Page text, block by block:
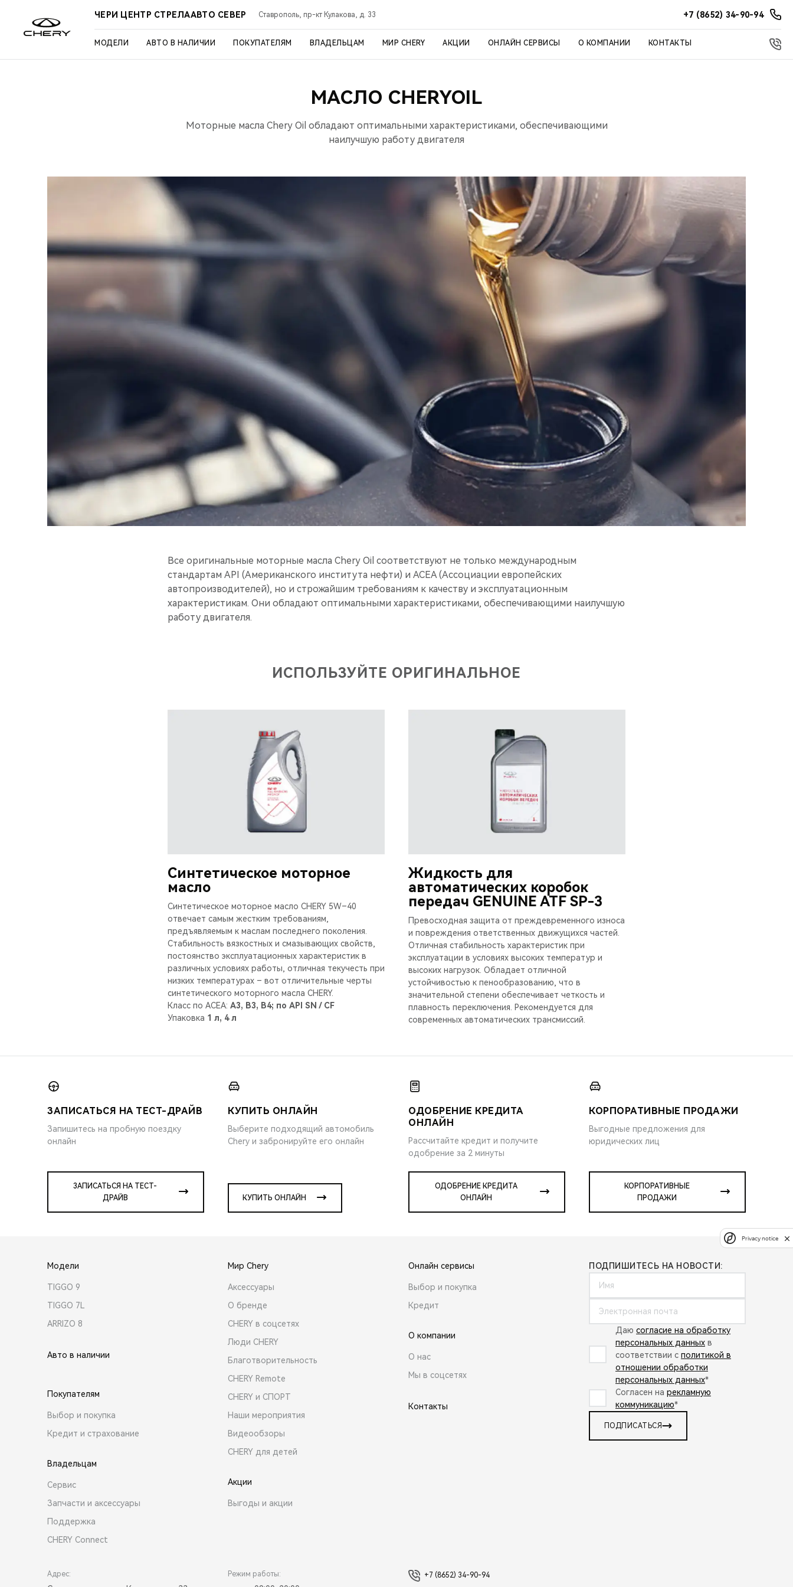
ЧЕРИ ЦЕНТР СТРЕЛААВТО СЕВЕР Ставрополь, пр-кт Кулакова, д. 33 +7 (8652) 34-90-94
МОДЕЛИ АВТО В НАЛИЧИИ ПОКУПАТЕЛЯМ ВЛАДЕЛЬЦАМ МИР CHERY АКЦИИ ОНЛАЙН СЕРВИСЫ О КОМПАНИИ КОНТАКТЫ
МАСЛО CHERYOIL
Моторные масла Chery Oil обладают оптимальными характеристиками, обеспечивающими
наилучшую работу двигателя
Все оригинальные моторные масла Chery Oil соответствуют не только международным
стандартам API (Американского института нефти) и ACEA (Ассоциации европейских
автопроизводителей), но и строжайшим требованиям к качеству и эксплуатационным
характеристикам. Они обладают оптимальными характеристиками, обеспечивающими наилучшую
работу двигателя.
ИСПОЛЬЗУЙТЕ ОРИГИНАЛЬНОЕ
Синтетическое моторное
масло
Синтетическое моторное масло CHERY 5W–40
отвечает самым жестким требованиям,
предъявляемым к маслам последнего поколения.
Стабильность вязкостных и смазывающих свойств,
постоянство эксплуатационных характеристик в
различных условиях работы, отличная текучесть при
низких температурах – вот отличительные черты
синтетического моторного масла CHERY.
Класс по ACEA: A3, B3, B4; по API SN / CF
Упаковка 1 л, 4 л
Жидкость для
автоматических коробок
передач GENUINE ATF SP-3
Превосходная защита от преждевременного износа
и повреждения ответственных движущихся частей.
Отличная стабильность характеристик при
эксплуатации в условиях высоких температур и
высоких нагрузок. Обладает отличной
устойчивостью к пенообразованию, что в
значительной степени обеспечивает четкость и
плавность переключения. Рекомендуется для
современных автоматических трансмиссий.
ЗАПИСАТЬСЯ НА ТЕСТ-ДРАЙВ
Запишитесь на пробную поездку
онлайн
ЗАПИСАТЬСЯ НА ТЕСТ-
ДРАЙВ
КУПИТЬ ОНЛАЙН
Выберите подходящий автомобиль
Chery и забронируйте его онлайн
КУПИТЬ ОНЛАЙН
ОДОБРЕНИЕ КРЕДИТА
ОНЛАЙН
Рассчитайте кредит и получите
одобрение за 2 минуты
ОДОБРЕНИЕ КРЕДИТА
ОНЛАЙН
КОРПОРАТИВНЫЕ ПРОДАЖИ
Выгодные предложения для
юридических лиц
КОРПОРАТИВНЫЕ
ПРОДАЖИ
Модели
TIGGO 9
TIGGO 7L
ARRIZO 8
Авто в наличии
Покупателям
Выбор и покупка
Кредит и страхование
Владельцам
Сервис
Запчасти и аксессуары
Поддержка
CHERY Connect
Мир Chery
Аксессуары
О бренде
CHERY в соцсетях
Люди CHERY
Благотворительность
CHERY Remote
CHERY и СПОРТ
Наши мероприятия
Видеообзоры
CHERY для детей
Акции
Выгоды и акции
Онлайн сервисы
Выбор и покупка
Кредит
О компании
О нас
Мы в соцсетях
Контакты
ПОДПИШИТЕСЬ НА НОВОСТИ:
Даю согласие на обработку
персональных данных в
соответствии с политикой в
отношении обработки
персональных данных*
Согласен на рекламную
коммуникацию*
ПОДПИСАТЬСЯ
Адрес: Режим работы: +7 (8652) 34-90-94
Privacy notice